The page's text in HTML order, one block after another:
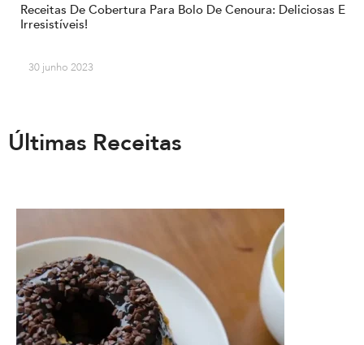
Receitas De Cobertura Para Bolo De Cenoura: Deliciosas E
Irresistíveis!
30 junho 2023
Últimas Receitas